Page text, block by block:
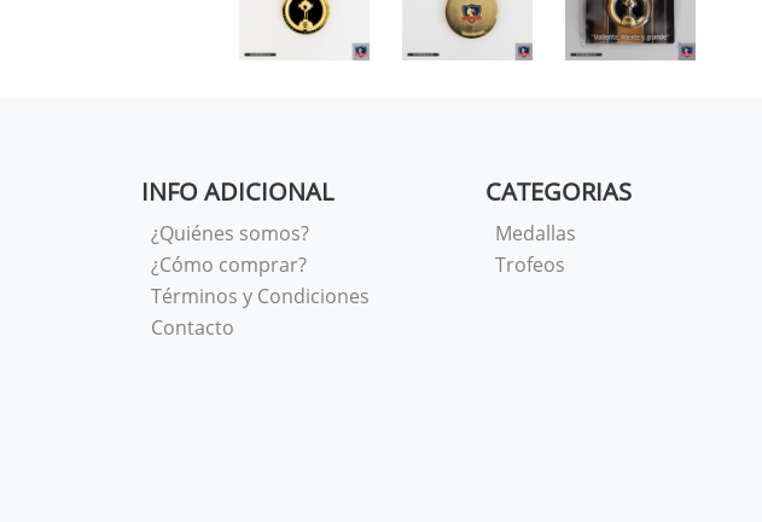
INFO ADICIONAL
¿Quiénes somos?
¿Cómo comprar?
Términos y Condiciones
Contacto
CATEGORIAS
Medallas
Trofeos